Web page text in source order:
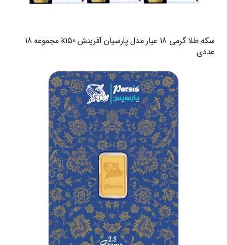
سکه طلا گرمی 18 عیار مدل پارسیان آفرینش k150 مجموعه 18
عددی